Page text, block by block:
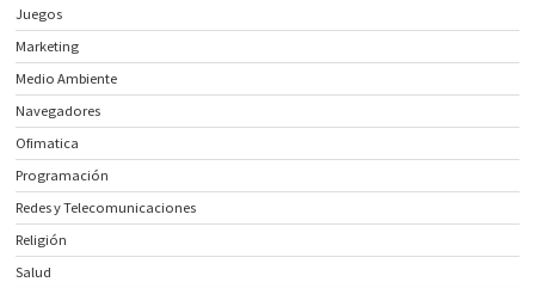
Juegos
Marketing
Medio Ambiente
Navegadores
Ofimatica
Programación
Redes y Telecomunicaciones
Religión
Salud